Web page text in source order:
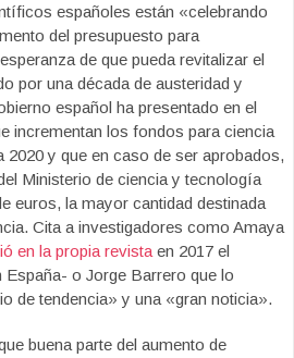
españoles están «celebrando
del presupuesto para
de que pueda revitalizar el
por una década de austeridad y
español ha presentado en el
incrementan los fondos para ciencia
2020 y que en caso de ser aprobados,
Ministerio de ciencia y tecnología
euros, la mayor cantidad destinada
Cita a investigadores como Amaya
en la propia revista en 2017 el
España- o Jorge Barrero que lo
de tendencia» y una «gran noticia».
buena parte del aumento de